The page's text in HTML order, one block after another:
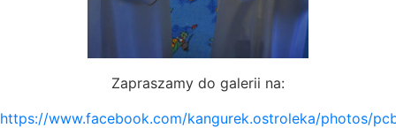
Zapraszamy do galerii na:
https://www.facebook.com/kangurek.ostroleka/photos/